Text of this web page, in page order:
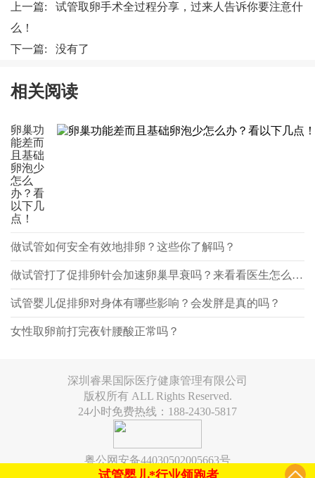
上一篇: 试管取卵手术全过程分享，过来人告诉你要注意什
么！
下一篇: 没有了
相关阅读
卵巢功
能差而
且基础
卵泡少
怎么
办？看
以下几
点！
做试管如何安全有效地排卵？这些你了解吗？
做试管打了促排卵针会加速卵巢早衰吗？来看看医生怎么说！
试管婴儿促排卵对身体有哪些影响？会发胖是真的吗？
女性取卵前打完夜针腰酸正常吗？
深圳睿果国际医疗健康管理有限公司
版权所有 ALL Rights Reserved.
24小时免费热线：188-2430-5817
粤公网安备44030502005663号
试管婴儿*行业领跑者